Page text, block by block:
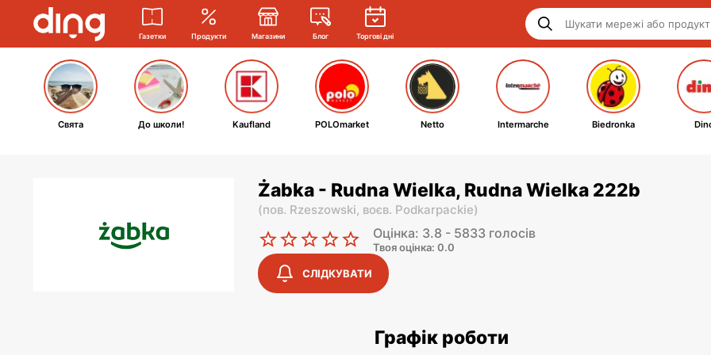
Газетки Продукти Магазини Блог Торгові дні
Свята До школи! Kaufland POLOmarket Netto Intermarche Biedronka
Żabka - Rudna Wielka, Rudna Wielka 222b
(пов. Rzeszowski, воєв. Podkarpackie)
Оцінка: 3.8 - 5833 голосів
Твоя оцінка: 0.0
СЛІДКУВАТИ
Графік роботи